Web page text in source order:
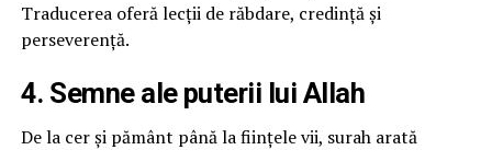
Traducerea oferă lecții de răbdare, credință și
perseverență.
4. Semne ale puterii lui Allah
De la cer și pământ până la ființele vii, surah arată